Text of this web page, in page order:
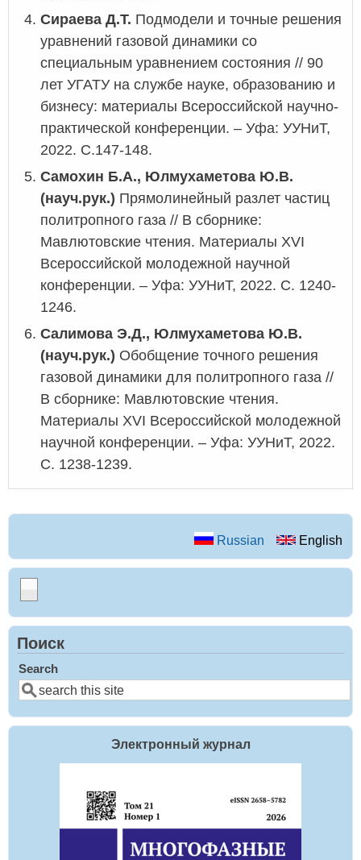
Сираева Д.Т. Подмодели и точные решения
уравнений газовой динамики со
специальным уравнением состояния // 90
лет УГАТУ на службе науке, образованию и
бизнесу: материалы Всероссийской научно-
практической конференции. – Уфа: УУНиТ,
2022. С.147-148.
Самохин Б.А., Юлмухаметова Ю.В.
(науч.рук.) Прямолинейный разлет частиц
политропного газа // В сборнике:
Мавлютовские чтения. Материалы XVI
Всероссийской молодежной научной
конференции. – Уфа: УУНиТ, 2022. С. 1240-
1246.
Салимова Э.Д., Юлмухаметова Ю.В.
(науч.рук.) Обобщение точного решения
газовой динамики для политропного газа //
В сборнике: Мавлютовские чтения.
Материалы XVI Всероссийской молодежной
научной конференции. – Уфа: УУНиТ, 2022.
С. 1238-1239.
Russian English
Поиск
Search
Электронный журнал